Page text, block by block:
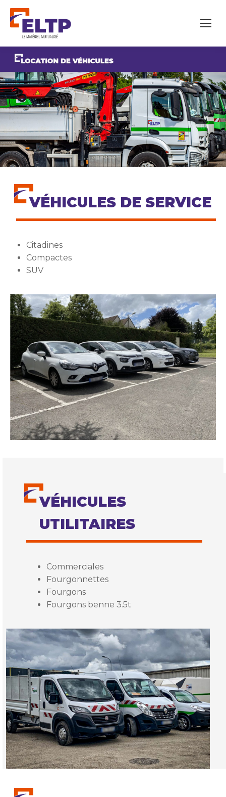
VÉHICULES DE SERVICE
Citadines
Compactes
SUV
VÉHICULES
UTILITAIRES
Commerciales
Fourgonnettes
Fourgons
Fourgons benne 3.5t